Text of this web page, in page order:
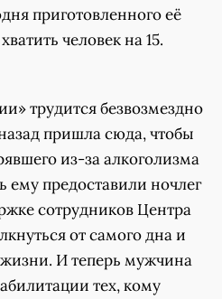
приготовленного её
человек на 15.
трудится безвозмездно
пришла сюда, чтобы
из-за алкоголизма
ему предоставили ночлег
сотрудников Центра
от самого дна и
И теперь мужчина
тех, кому